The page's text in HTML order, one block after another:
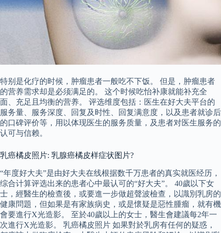
特别是化疗的时候，肿瘤患者一般吃不下饭。 但是，肿瘤患者
的营养需求却是必须满足的。 这个时候吃怡补康就能补充全
面、充足且均衡的营养。 评选维度包括：医生在好大夫平台的
服务量、服务深度、回复及时性、回复满意度，以及患者就诊后
的口碑评价等，用以体现医生的服务质量，及患者对医生服务的
认可与信赖。
乳癌橘皮照片: 乳腺癌橘皮样症状图片?
“年度好大夫”是由好大夫在线根据数千万患者的真实就医经历，
综合计算评选出来的患者心中最认可的“好大夫”。 40歲以下女
士，經醫生的檢查後，或要進一步做超聲波檢查，以識別乳房的
健康問題，但如果是有家族病史，或是懷疑是惡性腫瘤，就有機
會要進行X光造影。 至於40歲以上的女士，醫生會建議每2年一
次進行X光造影。 乳癌橘皮照片 如果對於乳房有任何的疑惑，